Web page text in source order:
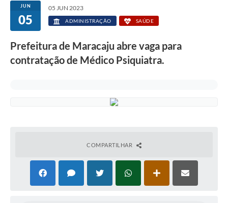
LGPD
Licitações
Transparência
Serviços para o cidadão
Serviços para a empresa
Serviços para o Servidor
JUN
05
05 JUN 2023
ADMINISTRAÇÃO SAÚDE
Prefeitura de Maracaju abre vaga para
contratação de Médico Psiquiatra.
COMPARTILHAR